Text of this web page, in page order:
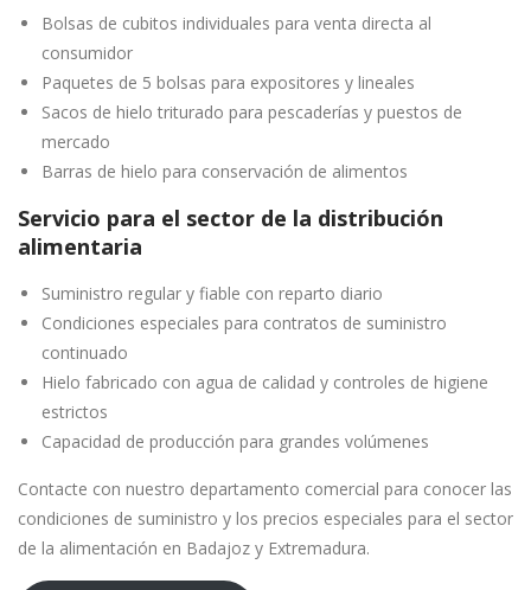
Bolsas de cubitos individuales para venta directa al
consumidor
Paquetes de 5 bolsas para expositores y lineales
Sacos de hielo triturado para pescaderías y puestos de
mercado
Barras de hielo para conservación de alimentos
Servicio para el sector de la distribución
alimentaria
Suministro regular y fiable con reparto diario
Condiciones especiales para contratos de suministro
continuado
Hielo fabricado con agua de calidad y controles de higiene
estrictos
Capacidad de producción para grandes volúmenes
Contacte con nuestro departamento comercial para conocer las
condiciones de suministro y los precios especiales para el sector
de la alimentación en Badajoz y Extremadura.